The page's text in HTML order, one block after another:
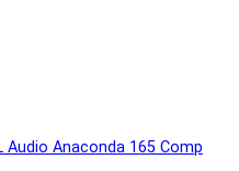
Audio Anaconda 165 Comp